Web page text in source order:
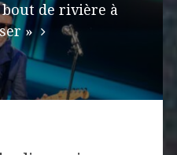
bout de rivière à
»